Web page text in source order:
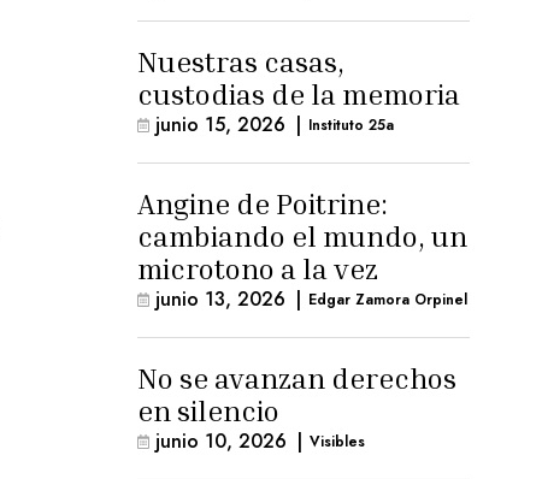
Nuestras casas,
custodias de la memoria
junio 15, 2026 | Instituto 25a
Angine de Poitrine:
cambiando el mundo, un
microtono a la vez
junio 13, 2026 | Edgar Zamora Orpinel
No se avanzan derechos
en silencio
junio 10, 2026 | Visibles